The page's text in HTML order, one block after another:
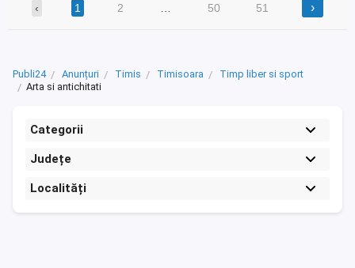
‹ 1 2 50 51 ›
Publi24 Anunțuri Timis Timisoara
Timp liber si sport
Arta si antichitati
Categorii
Județe
Localități